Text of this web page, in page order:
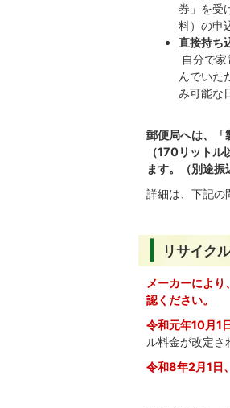
券」を受
料）の申
直接持ち
自分で
んでいた
み可能な
郵便局へは、「
（170リット
ます。（別途振
詳細は、下記の
リサイク
メーカーにより、
認ください。
令和元年10月1
ル料金が改定さ
令和8年2月1日、